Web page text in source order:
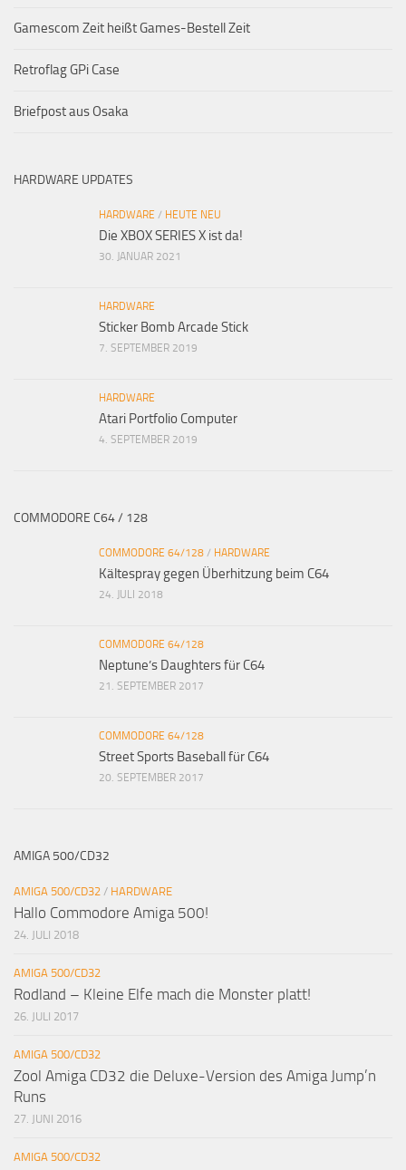
Gamescom Zeit heißt Games-Bestell Zeit
Retroflag GPi Case
Briefpost aus Osaka
HARDWARE UPDATES
HARDWARE / HEUTE NEU
Die XBOX SERIES X ist da!
30. JANUAR 2021
HARDWARE
Sticker Bomb Arcade Stick
7. SEPTEMBER 2019
HARDWARE
Atari Portfolio Computer
4. SEPTEMBER 2019
COMMODORE C64 / 128
COMMODORE 64/128 / HARDWARE
Kältespray gegen Überhitzung beim C64
24. JULI 2018
COMMODORE 64/128
Neptune’s Daughters für C64
21. SEPTEMBER 2017
COMMODORE 64/128
Street Sports Baseball für C64
20. SEPTEMBER 2017
AMIGA 500/CD32
AMIGA 500/CD32 / HARDWARE
Hallo Commodore Amiga 500!
24. JULI 2018
AMIGA 500/CD32
Rodland – Kleine Elfe mach die Monster platt!
26. JULI 2017
AMIGA 500/CD32
Zool Amiga CD32 die Deluxe-Version des Amiga Jump’n
Runs
27. JUNI 2016
AMIGA 500/CD32